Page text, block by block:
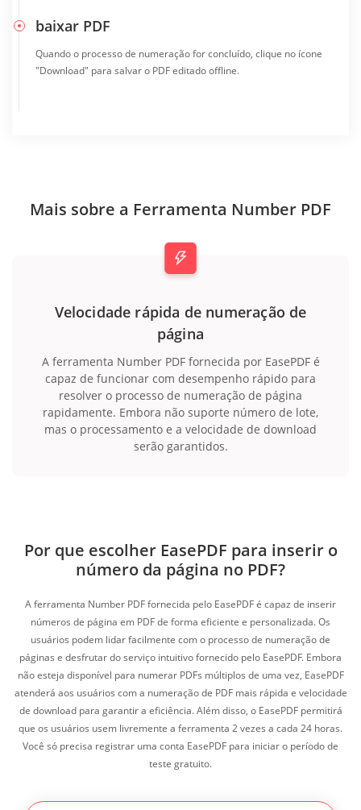
baixar PDF
Quando o processo de numeração for concluído, clique no ícone
"Download" para salvar o PDF editado offline.
Mais sobre a Ferramenta Number PDF
Velocidade rápida de numeração de
página
A ferramenta Number PDF fornecida por EasePDF é
capaz de funcionar com desempenho rápido para
resolver o processo de numeração de página
rapidamente. Embora não suporte número de lote,
mas o processamento e a velocidade de download
serão garantidos.
Por que escolher EasePDF para inserir o
número da página no PDF?
A ferramenta Number PDF fornecida pelo EasePDF é capaz de inserir
números de página em PDF de forma eficiente e personalizada. Os
usuários podem lidar facilmente com o processo de numeração de
páginas e desfrutar do serviço intuitivo fornecido pelo EasePDF. Embora
não esteja disponível para numerar PDFs múltiplos de uma vez, EasePDF
atenderá aos usuários com a numeração de PDF mais rápida e velocidade
de download para garantir a eficiência. Além disso, o EasePDF permitirá
que os usuários usem livremente a ferramenta 2 vezes a cada 24 horas.
Você só precisa registrar uma conta EasePDF para iniciar o período de
teste gratuito.